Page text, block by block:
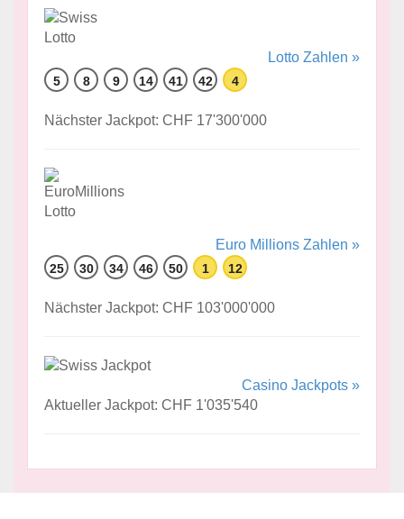
Lotto Zahlen »
5 8 9 14 41 42 4
Nächster Jackpot: CHF 17'300'000
Euro Millions Zahlen »
25 30 34 46 50 1 12
Nächster Jackpot: CHF 103'000'000
Casino Jackpots »
Aktueller Jackpot: CHF 1'035'540